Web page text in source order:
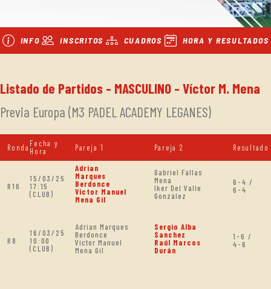
INFO INSCRITOS CUADROS HORA Y RESULTADOS
Listado de Partidos - MASCULINO - Víctor M. Mena
Previa Europa (M3 PADEL ACADEMY LEGANES)
Ronda Fecha y
Hora
Pareja 1 Pareja 2 Resultado
R16
15/03/25
17:15
(CLUB)
Adrian
Marques
Berdonce
Víctor Manuel
Mena Gil
Gabriel Fallas
Mena
Iker Del Valle
González
6-4 /
6-4
R8
16/03/25
10:00
(CLUB)
Adrian Marques
Berdonce
Víctor Manuel
Mena Gil
Sergio Alba
Sanchez
Raúl Marcos
Durán
1-6 /
4-6